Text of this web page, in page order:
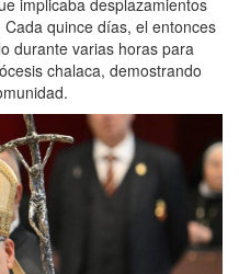
quince días, el entonces
durante varias horas para
chalaca, demostrando